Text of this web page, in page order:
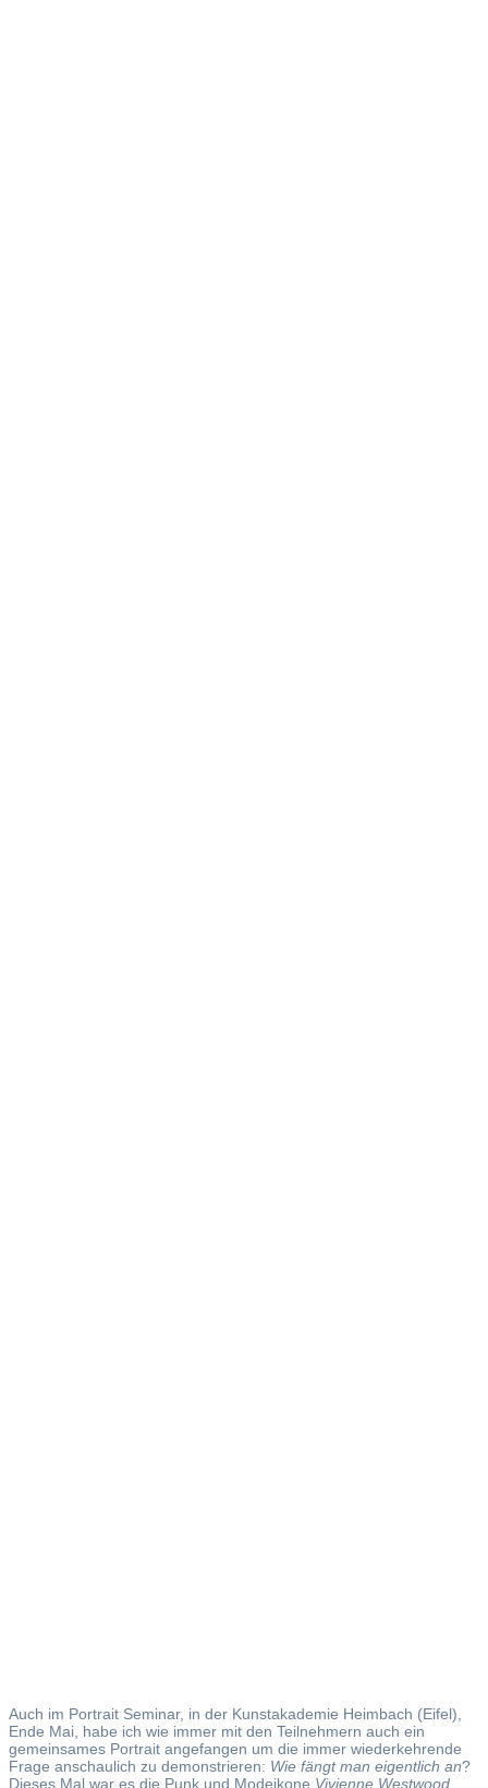
Auch im Portrait Seminar, in der Kunstakademie Heimbach (Eifel),
Ende Mai, habe ich wie immer mit den Teilnehmern auch ein
gemeinsames Portrait angefangen um die immer wiederkehrende
Frage anschaulich zu demonstrieren: Wie fängt man eigentlich an?
Dieses Mal war es die Punk und Modeikone Vivienne Westwood